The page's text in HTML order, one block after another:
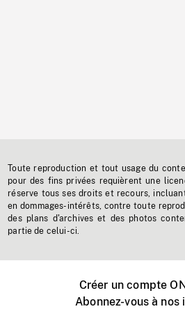
Toute reproduction et tout usage du
pour des fins privées requièrent une
réserve tous ses droits et recours,
en dommages-intérêts, contre toute
des plans d'archives et des photos
partie de celui-ci.
Créer un compte
Abonnez-vous à